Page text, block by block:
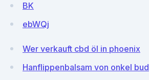
BK
ebWQj
Wer verkauft cbd öl in phoenix
Hanflippenbalsam von onkel bud